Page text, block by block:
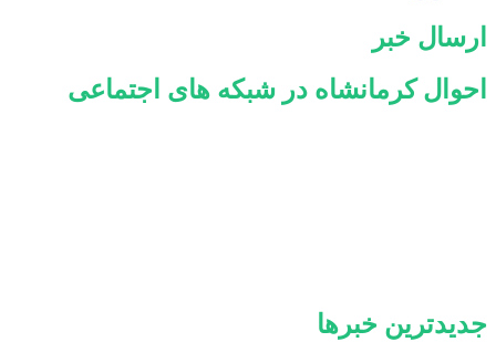
ارسال خبر
احوال کرمانشاه در شبکه های اجتماعی
جدیدترین خبرها